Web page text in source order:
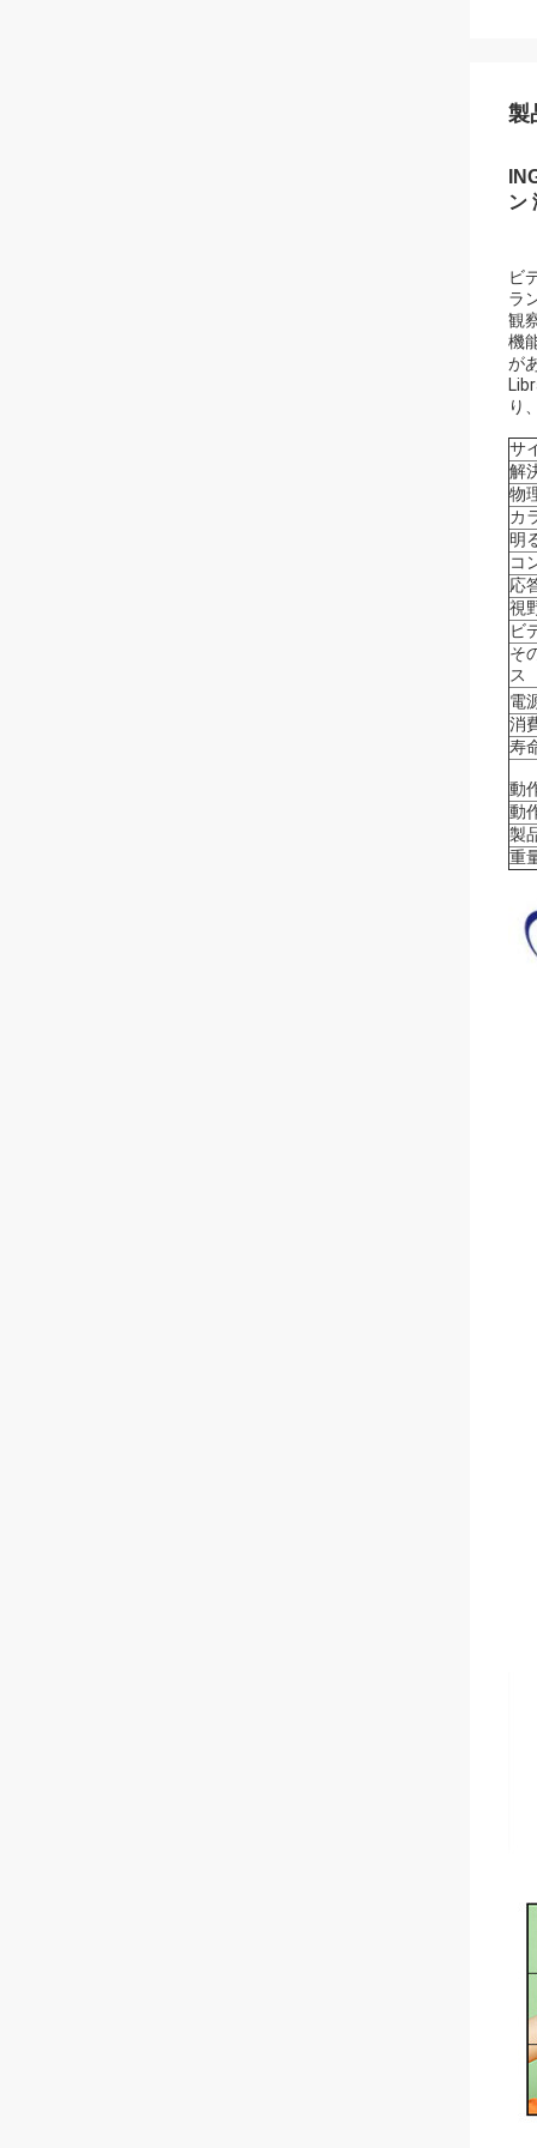
製
ン
ビ
ラ
観
機
が
り
サ
解
物
カ
明
コ
応
視
ビ
そ
ス
電
消
寿
動
動
製
重